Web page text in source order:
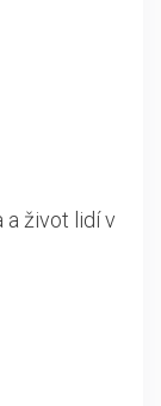
a život lidí v